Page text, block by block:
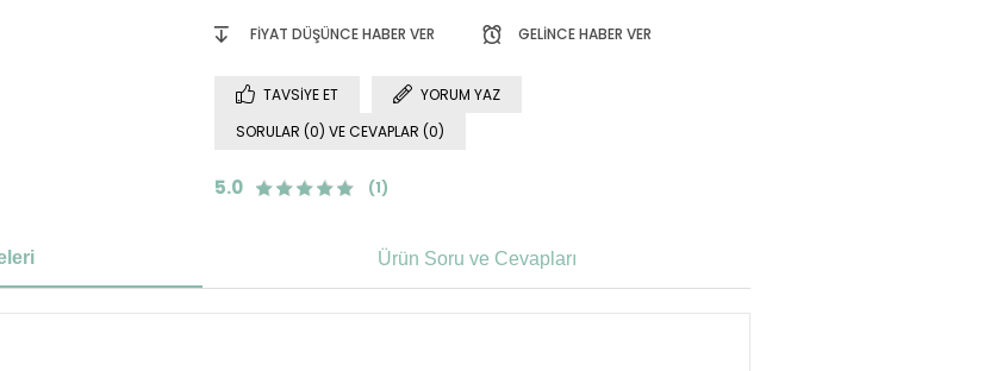
FIYAT DÜŞÜNCE HABER VER GELINCE HABER VER
TAVSIYE ET
YORUM YAZ
SORULAR (0) VE CEVAPLAR (0)
5.0 (1)
Ürün Soru ve Cevapları